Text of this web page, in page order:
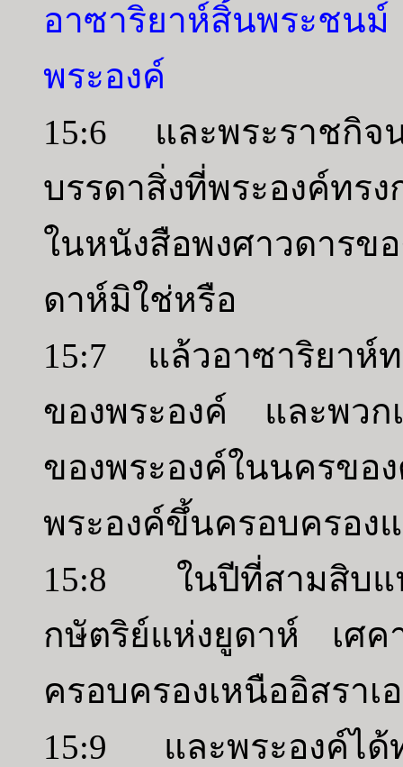
อาซาริยาห์สิ้นพระช
พระองค์
15:6 และพระราชกิ
บรรดาสิ่งที่พระองค์ทร
ในหนังสือพงศาวดารข
ดาห์มิใช่หรือ
15:7 แล้วอาซาริยาห์
ของพระองค์ และพวก
ของพระองค์ในนครข
พระองค์ขึ้นครอบครอง
15:8 ในปีที่สามสิบแป
กษัตริย์แห่งยูดาห์ เศค
ครอบครองเหนืออิสราเ
15:9 และพระองค์ได้